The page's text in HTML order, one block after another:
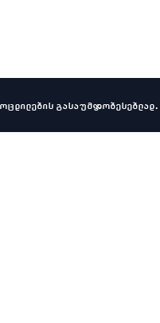
გასაუმჯობესებლად.